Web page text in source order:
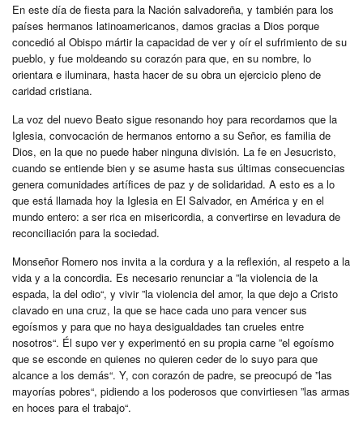
En este día de fiesta para la Nación salvadoreña, y también para los
países hermanos latinoamericanos, damos gracias a Dios porque
concedió al Obispo mártir la capacidad de ver y oír el sufrimiento de su
pueblo, y fue moldeando su corazón para que, en su nombre, lo
orientara e iluminara, hasta hacer de su obra un ejercicio pleno de
caridad cristiana.
La voz del nuevo Beato sigue resonando hoy para recordarnos que la
Iglesia, convocación de hermanos entorno a su Señor, es familia de
Dios, en la que no puede haber ninguna división. La fe en Jesucristo,
cuando se entiende bien y se asume hasta sus últimas consecuencias
genera comunidades artífices de paz y de solidaridad. A esto es a lo
que está llamada hoy la Iglesia en El Salvador, en América y en el
mundo entero: a ser rica en misericordia, a convertirse en levadura de
reconciliación para la sociedad.
Monseñor Romero nos invita a la cordura y a la reflexión, al respeto a la
vida y a la concordia. Es necesario renunciar a ”la violencia de la
espada, la del odio“, y vivir ”la violencia del amor, la que dejo a Cristo
clavado en una cruz, la que se hace cada uno para vencer sus
egoísmos y para que no haya desigualdades tan crueles entre
nosotros“. Él supo ver y experimentó en su propia carne ”el egoísmo
que se esconde en quienes no quieren ceder de lo suyo para que
alcance a los demás“. Y, con corazón de padre, se preocupó de ”las
mayorías pobres“, pidiendo a los poderosos que convirtiesen ”las armas
en hoces para el trabajo“.